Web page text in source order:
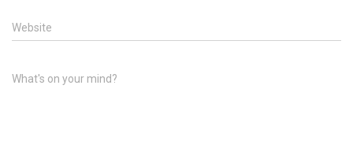
Website
What's on your mind?